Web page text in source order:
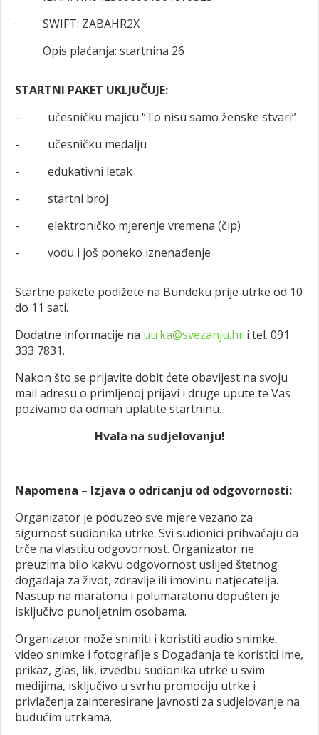
· SWIFT: ZABAHR2X
· Opis plaćanja: startnina 26
STARTNI PAKET UKLJUČUJE:
- učesničku majicu “To nisu samo ženske stvari”
- učesničku medalju
- edukativni letak
- startni broj
- elektroničko mjerenje vremena (čip)
- vodu i još poneko iznenađenje
Startne pakete podižete na Bundeku prije utrke od 10
do 11 sati.
Dodatne informacije na utrka@svezanju.hr i tel. 091
333 7831.
Nakon što se prijavite dobit ćete obavijest na svoju
mail adresu o primljenoj prijavi i druge upute te Vas
pozivamo da odmah uplatite startninu.
Hvala na sudjelovanju!
Napomena – Izjava o odricanju od odgovornosti:
Organizator je poduzeo sve mjere vezano za
sigurnost sudionika utrke. Svi sudionici prihvaćaju da
trče na vlastitu odgovornost. Organizator ne
preuzima bilo kakvu odgovornost uslijed štetnog
događaja za život, zdravlje ili imovinu natjecatelja.
Nastup na maratonu i polumaratonu dopušten je
isključivo punoljetnim osobama.
Organizator može snimiti i koristiti audio snimke,
video snimke i fotografije s Događanja te koristiti ime,
prikaz, glas, lik, izvedbu sudionika utrke u svim
medijima, isključivo u svrhu promociju utrke i
privlačenja zainteresirane javnosti za sudjelovanje na
budućim utrkama.